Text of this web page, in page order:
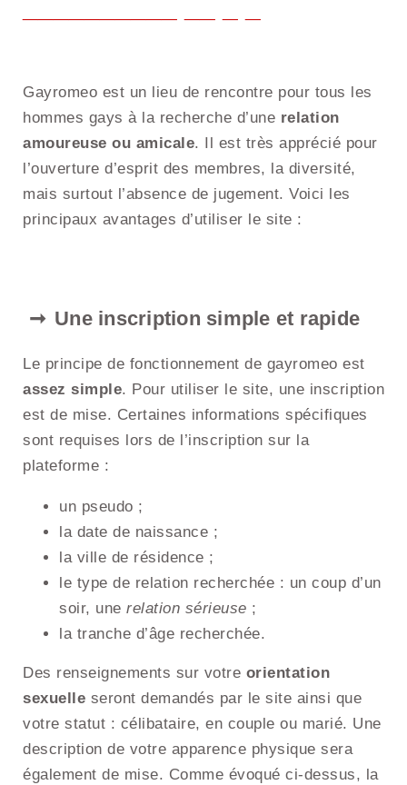
Gayromeo est un lieu de rencontre pour tous les
hommes gays à la recherche d’une relation
amoureuse ou amicale. Il est très apprécié pour
l’ouverture d’esprit des membres, la diversité,
mais surtout l’absence de jugement. Voici les
principaux avantages d’utiliser le site :
Une inscription simple et rapide
Le principe de fonctionnement de gayromeo est
assez simple. Pour utiliser le site, une inscription
est de mise. Certaines informations spécifiques
sont requises lors de l’inscription sur la
plateforme :
un pseudo ;
la date de naissance ;
la ville de résidence ;
le type de relation recherchée : un coup d’un
soir, une relation sérieuse ;
la tranche d’âge recherchée.
Des renseignements sur votre orientation
sexuelle seront demandés par le site ainsi que
votre statut : célibataire, en couple ou marié. Une
description de votre apparence physique sera
également de mise. Comme évoqué ci-dessus, la